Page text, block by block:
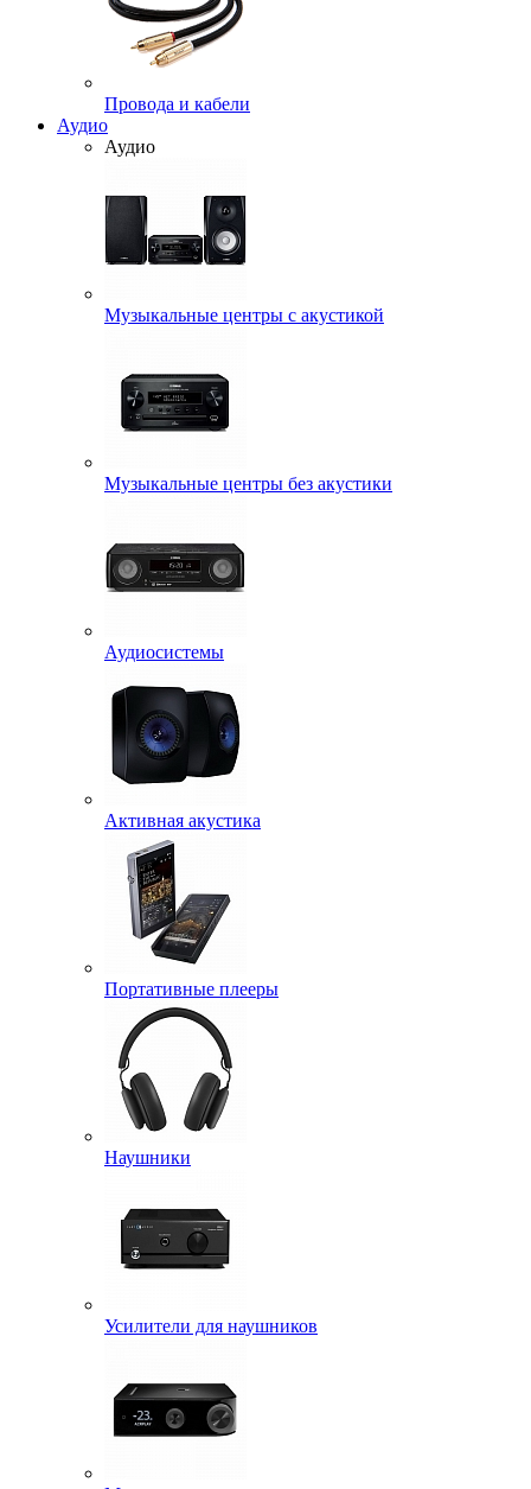
Провода и кабели
Аудио
Аудио
Музыкальные центры с акустикой
Музыкальные центры без акустики
Аудиосистемы
Активная акустика
Портативные плееры
Наушники
Усилители для наушников